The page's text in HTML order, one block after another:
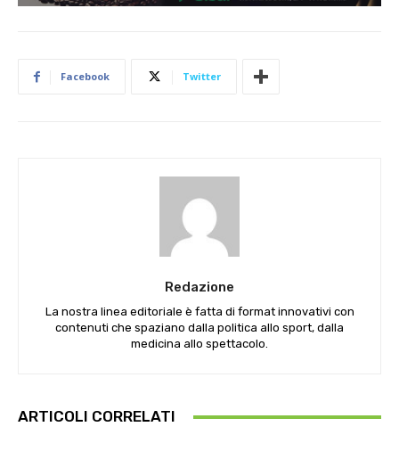
Facebook Twitter
Redazione
La nostra linea editoriale è fatta di format innovativi con
contenuti che spaziano dalla politica allo sport, dalla
medicina allo spettacolo.
ARTICOLI CORRELATI